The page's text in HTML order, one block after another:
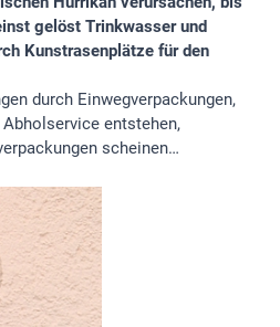
gelöst Trinkwasser und
Kunstrasenplätze für den
durch Einwegverpackungen,
entstehen,
scheinen…